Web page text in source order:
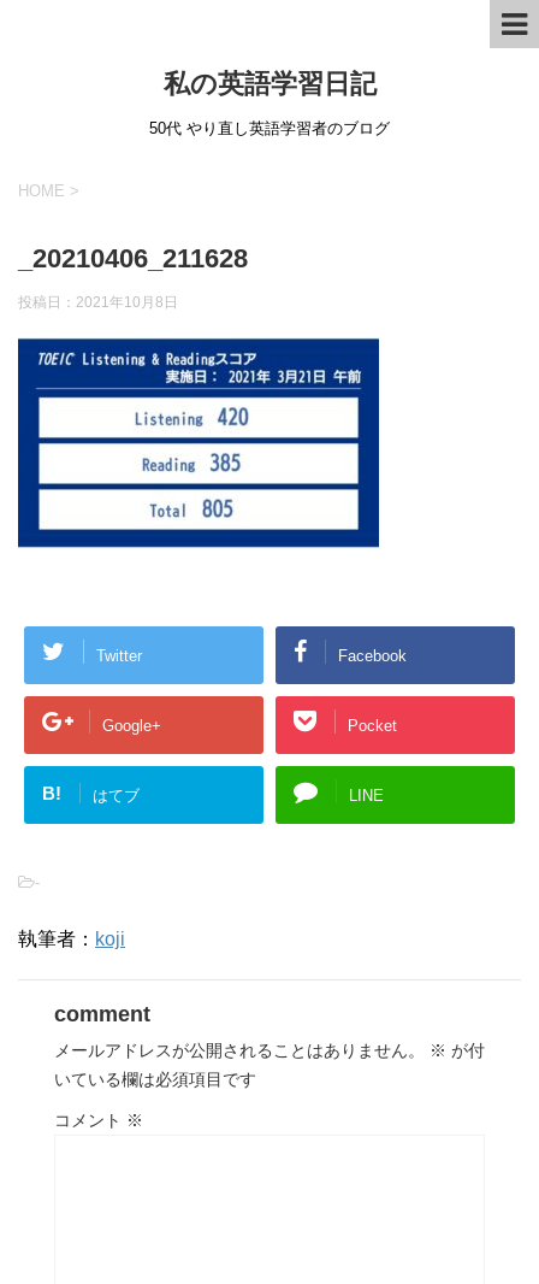
私の英語学習日記
50代 やり直し英語学習者のブログ
HOME >
_20210406_211628
投稿日： 2021年10月8日
Twitter Facebook
Google+ Pocket
B! はてブ LINE
-
執筆者： koji
comment
メールアドレスが公開されることはありません。 ※ が付
いている欄は必須項目です
コメント ※